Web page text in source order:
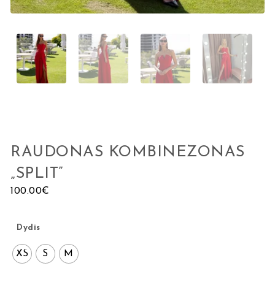
RAUDONAS KOMBINEZONAS
„SPLIT”
100.00€
Dydis
XS S M